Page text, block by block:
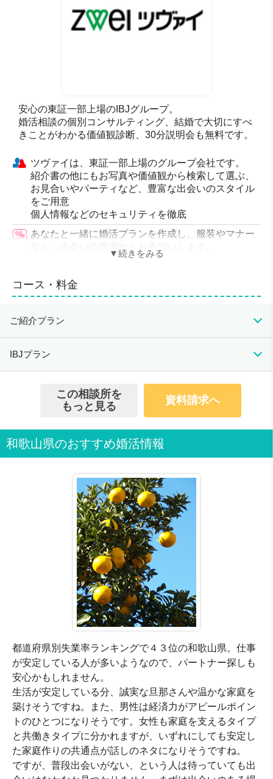
安心の東証一部上場のIBJグループ。
婚活相談の個別コンサルティング、結婚で大切にすべ
きことがわかる価値観診断、30分説明会も無料です。
ツヴァイは、東証一部上場のグループ会社です。
紹介書の他にもお写真や価値観から検索して選ぶ、
お見合いやパーティなど、豊富な出会いのスタイル
をご用意
個人情報などのセキュリティを徹底
あなたと一緒に婚活プランを作成し、服装やマナー
会員として契約
全国54店舗
人生でとても大切なことに携わらせていただくた
イベント・パーティ開催数・1,400回以上（2019年
独身であること 各種必要書類を提出。
男性：20歳以上
女性：20歳以上
会員数/男女比
無料のサービス
無料価値観診断が受けられます
無料でマリッジコンサルタントによる個別のコンサルテ
ィングや価値観診断ができ、結果は当日ご覧頂けます。
コース・料金
ご紹介プラン
初期費用
108,000円(税抜)
※118,800円(税込)
活動休止期間中の月会
費は1,650円（税込）
0円
IBJプラン
成婚料
※129,800円(税込)
17,000円(税抜)
活動休止期間中の月会
費は1,650円(税込)とな
200,000円(税抜)
婚料がかかります。ツ
この相談所を
もっと見る
資料請求へ
和歌山県のおすすめ婚活情報
都道府県別失業率ランキングで４３位の和歌山県。仕事
が安定している人が多いようなので、パートナー探しも
安心かもしれません。
生活が安定している分、誠実な旦那さんや温かな家庭を
築けそうですね。また、男性は経済力がアピールポイン
トのひとつになりそうです。女性も家庭を支えるタイプ
と共働きタイプに分かれますが、いずれにしても安定し
た家庭作りの共通点が話しのネタになりそうですね。
ですが、普段出会いがない、という人は待っていても出